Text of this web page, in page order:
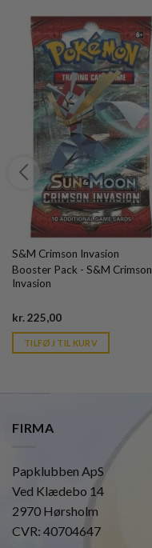
S&M Crimson Invasion
Booster Pack - S&M Crimson
Invasion
kr.225,00Current
is:
kr. 39,95.
TILFØJ TIL KURV
FIRMA
Papklubben ApS
Ved Klædebo 14
2970 Hørsholm
CVR: 40704647